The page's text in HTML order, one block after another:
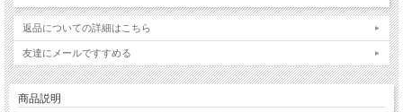
返品についての詳細はこちら
友達にメールですすめる
商品説明